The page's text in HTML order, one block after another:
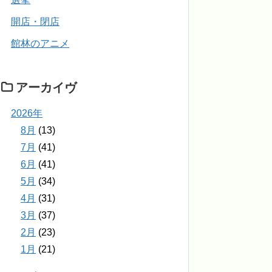
開店・閉店
館林のアニメ
アーカイヴ
2026年
8月 (13)
7月 (41)
6月 (41)
5月 (34)
4月 (31)
3月 (37)
2月 (23)
1月 (21)